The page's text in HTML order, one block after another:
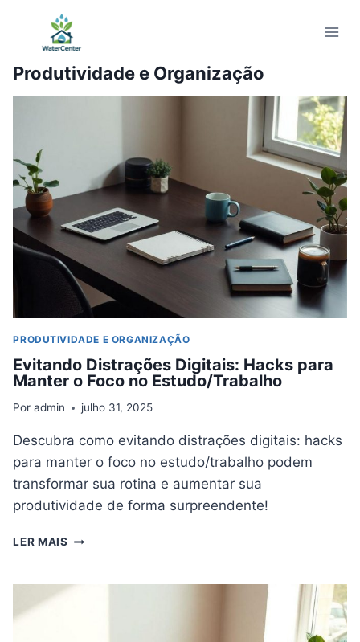
Conteúdo
Produtividade e Organização
PRODUTIVIDADE E ORGANIZAÇÃO
Evitando Distrações Digitais: Hacks para
Manter o Foco no Estudo/Trabalho
Por admin julho 31, 2025
Descubra como evitando distrações digitais: hacks
para manter o foco no estudo/trabalho podem
transformar sua rotina e aumentar sua
produtividade de forma surpreendente!
LER MAIS EVITANDO
HACKS